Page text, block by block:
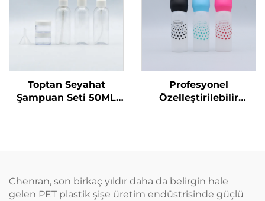
Toptan Seyahat
Şampuan Seti 50ML
Profesyonel
Özelleştirilebilir
Chenran, son birkaç yıldır daha da belirgin hale
gelen PET plastik şişe üretim endüstrisinde güçlü